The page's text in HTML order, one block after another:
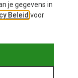
je gegevens in
Beleid voor